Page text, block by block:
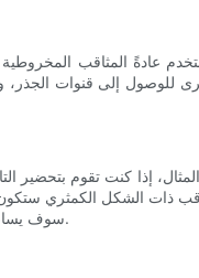
عادةً المثاقب
إلى قنوات الجذر،
إذا كنت تقوم
ذات الشكل الكمثري
سوف يساعدك على اتخاذ قرارات مستنيرة عند اختيار مثقاب حصوات الأسنان.